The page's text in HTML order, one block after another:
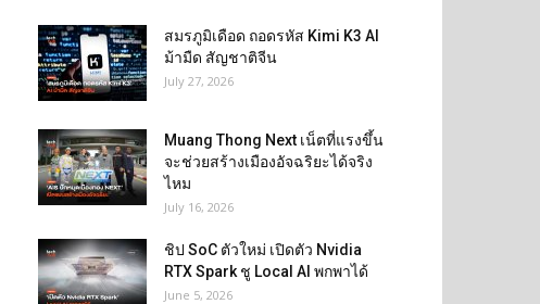
สมรภูมิเดือด ถอดรหัส Kimi K3 AI
ม้ามืด สัญชาติจีน
July 27, 2026
Muang Thong Next เน็ตที่แรงขึ้น
จะช่วยสร้างเมืองอัจฉริยะได้จริง
ไหม
July 16, 2026
ชิป SoC ตัวใหม่ เปิดตัว Nvidia
RTX Spark ชู Local AI พกพาได้
June 5, 2026